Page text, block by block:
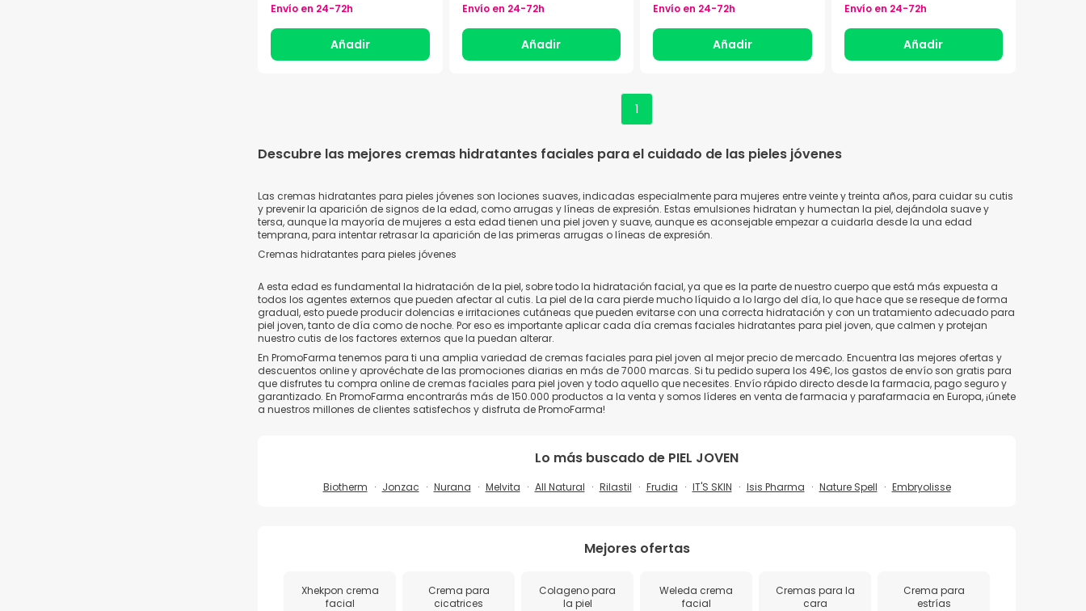
Envío en 24-72h
Añadir
Envío en 24-72h
Añadir
Envío en 24-72h
Añadir
Envío en 24-72h
Añadir
1
Descubre las mejores cremas hidratantes faciales para el cuidado de las pieles jóvenes
Las cremas hidratantes para pieles jóvenes son lociones suaves, indicadas especialmente para mujeres entre veinte y treinta años, para cuidar su cutis
y prevenir la aparición de signos de la edad, como arrugas y líneas de expresión. Estas emulsiones hidratan y humectan la piel, dejándola suave y
tersa, aunque la mayoría de mujeres a esta edad tienen una piel joven y suave, aunque es aconsejable empezar a cuidarla desde la una edad
temprana, para intentar retrasar la aparición de las primeras arrugas o líneas de expresión.
Cremas hidratantes para pieles jóvenes
A esta edad es fundamental la hidratación de la piel, sobre todo la hidratación facial, ya que es la parte de nuestro cuerpo que está más expuesta a
todos los agentes externos que pueden afectar al cutis. La piel de la cara pierde mucho líquido a lo largo del día, lo que hace que se reseque de forma
gradual, esto puede producir dolencias e irritaciones cutáneas que pueden evitarse con una correcta hidratación y con un tratamiento adecuado para
piel joven, tanto de día como de noche. Por eso es importante aplicar cada día cremas faciales hidratantes para piel joven, que calmen y protejan
nuestro cutis de los factores externos que la puedan alterar.
En PromoFarma tenemos para ti una amplia variedad de cremas faciales para piel joven al mejor precio de mercado. Encuentra las mejores ofertas y
descuentos online y aprovéchate de las promociones diarias en más de 7000 marcas. Si tu pedido supera los 49€, los gastos de envío son gratis para
que disfrutes tu compra online de cremas faciales para piel joven y todo aquello que necesites. Envío rápido directo desde la farmacia, pago seguro y
garantizado. En PromoFarma encontrarás más de 150.000 productos a la venta y somos líderes en venta de farmacia y parafarmacia en Europa, ¡únete
a nuestros millones de clientes satisfechos y disfruta de PromoFarma!
Lo más buscado de PIEL JOVEN
Biotherm Jonzac Nurana Melvita All Natural Rilastil Frudia IT'S SKIN Isis Pharma Nature Spell Embryolisse
Mejores ofertas
Xhekpon crema
facial
Crema para
cicatrices
Colageno para
la piel
Weleda crema
facial
Cremas para la
cara
Crema para
estrías